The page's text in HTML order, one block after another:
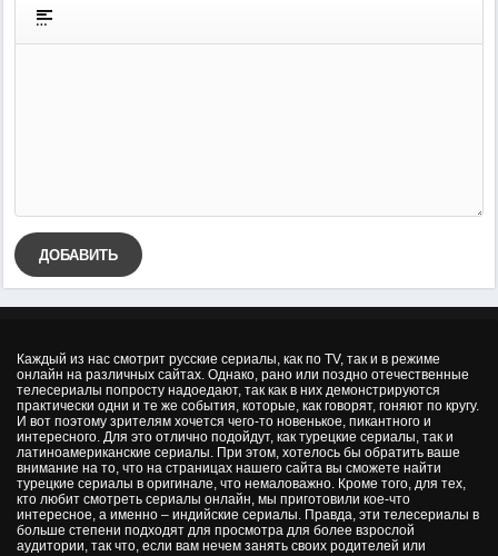
ДОБАВИТЬ
Каждый из нас смотрит русские сериалы, как по TV, так и в режиме
онлайн на различных сайтах. Однако, рано или поздно отечественные
телесериалы попросту надоедают, так как в них демонстрируются
практически одни и те же события, которые, как говорят, гоняют по кругу.
И вот поэтому зрителям хочется чего-то новенькое, пикантного и
интересного. Для это отлично подойдут, как турецкие сериалы, так и
латиноамериканские сериалы. При этом, хотелось бы обратить ваше
внимание на то, что на страницах нашего сайта вы сможете найти
турецкие сериалы в оригинале, что немаловажно. Кроме того, для тех,
кто любит смотреть сериалы онлайн, мы приготовили кое-что
интересное, а именно – индийские сериалы. Правда, эти телесериалы в
больше степени подходят для просмотра для более взрослой
аудитории, так что, если вам нечем занять своих родителей или